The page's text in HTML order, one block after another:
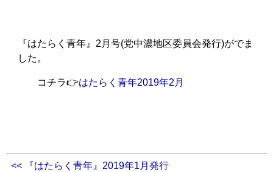
『はたらく青年』2月号(党中濃地区委員会発行)がでま
した。
コチラ👉はたらく青年2019年2月
<< 『はたらく青年』2019年1月発行